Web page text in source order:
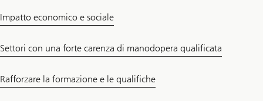
Impatto economico e sociale
Settori con una forte carenza di manodopera qualificata
Rafforzare la formazione e le qualifiche